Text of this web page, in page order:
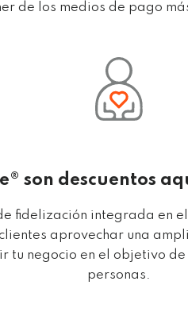
de los medios de pago
son descuentos
fidelización integrada en
aprovechar una
tu negocio en el objetivo
personas.